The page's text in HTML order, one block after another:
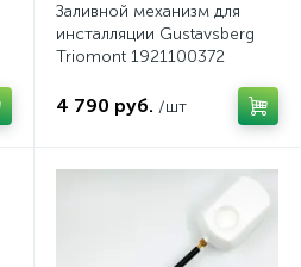
Заливной механизм для
инсталляции Gustavsberg
Triomont 1921100372
4 790 руб. /шт